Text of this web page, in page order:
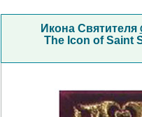
Икона Святителя
The Icon of Saint